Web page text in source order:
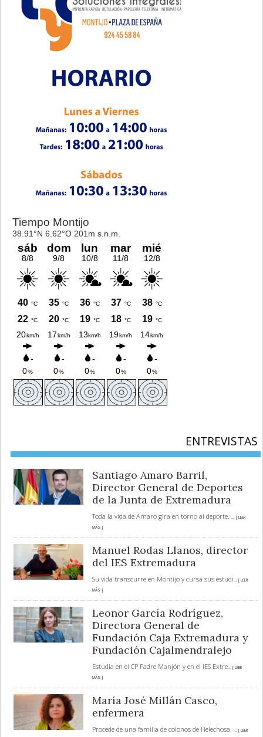
ENTREVISTAS
Santiago Amaro Barril,
Director General de Deportes
de la Junta de Extremadura
Toda la vida de Amaro gira en torno al deporte.
... [ LEER
MÁS ]
Manuel Rodas Llanos, director
del IES Extremadura
Su vida transcurre en Montijo y cursa sus estudi... [ LEER
MÁS ]
Leonor García Rodríguez,
Directora General de
Fundación Caja Extremadura y
Fundación Cajalmendralejo
Estudia en el CP Padre Manjón y en el IES Extre... [ LEER
MÁS ]
María José Millán Casco,
enfermera
Procede de una familia de colonos de Helechosa.
... [ LEER